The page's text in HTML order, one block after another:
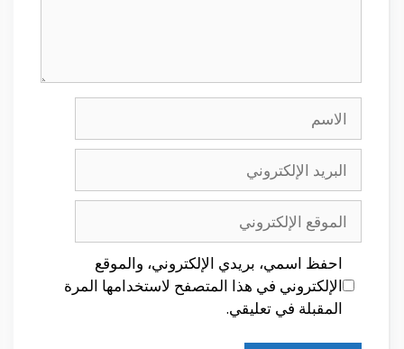
الاسم
البريد
الإلكتروني
الموقع
الإلكتروني
احفظ اسمي، بريدي الإلكتروني، والموقع
الإلكتروني في هذا المتصفح لاستخدامها المرة
المقبلة في تعليقي.